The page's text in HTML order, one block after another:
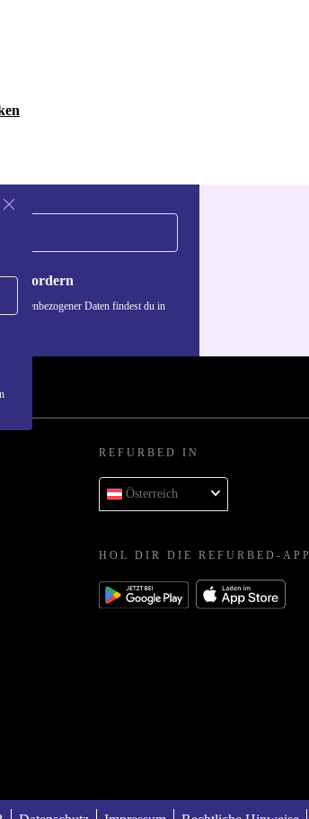
anfordern
Daten findest du in
REFURBED IN
Österreich
HOL DIR DIE REFURBED-APP